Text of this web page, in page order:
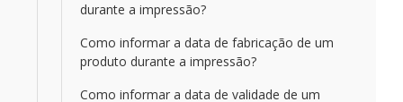
durante a impressão?
Como informar a data de fabricação de um
produto durante a impressão?
Como informar a data de validade de um